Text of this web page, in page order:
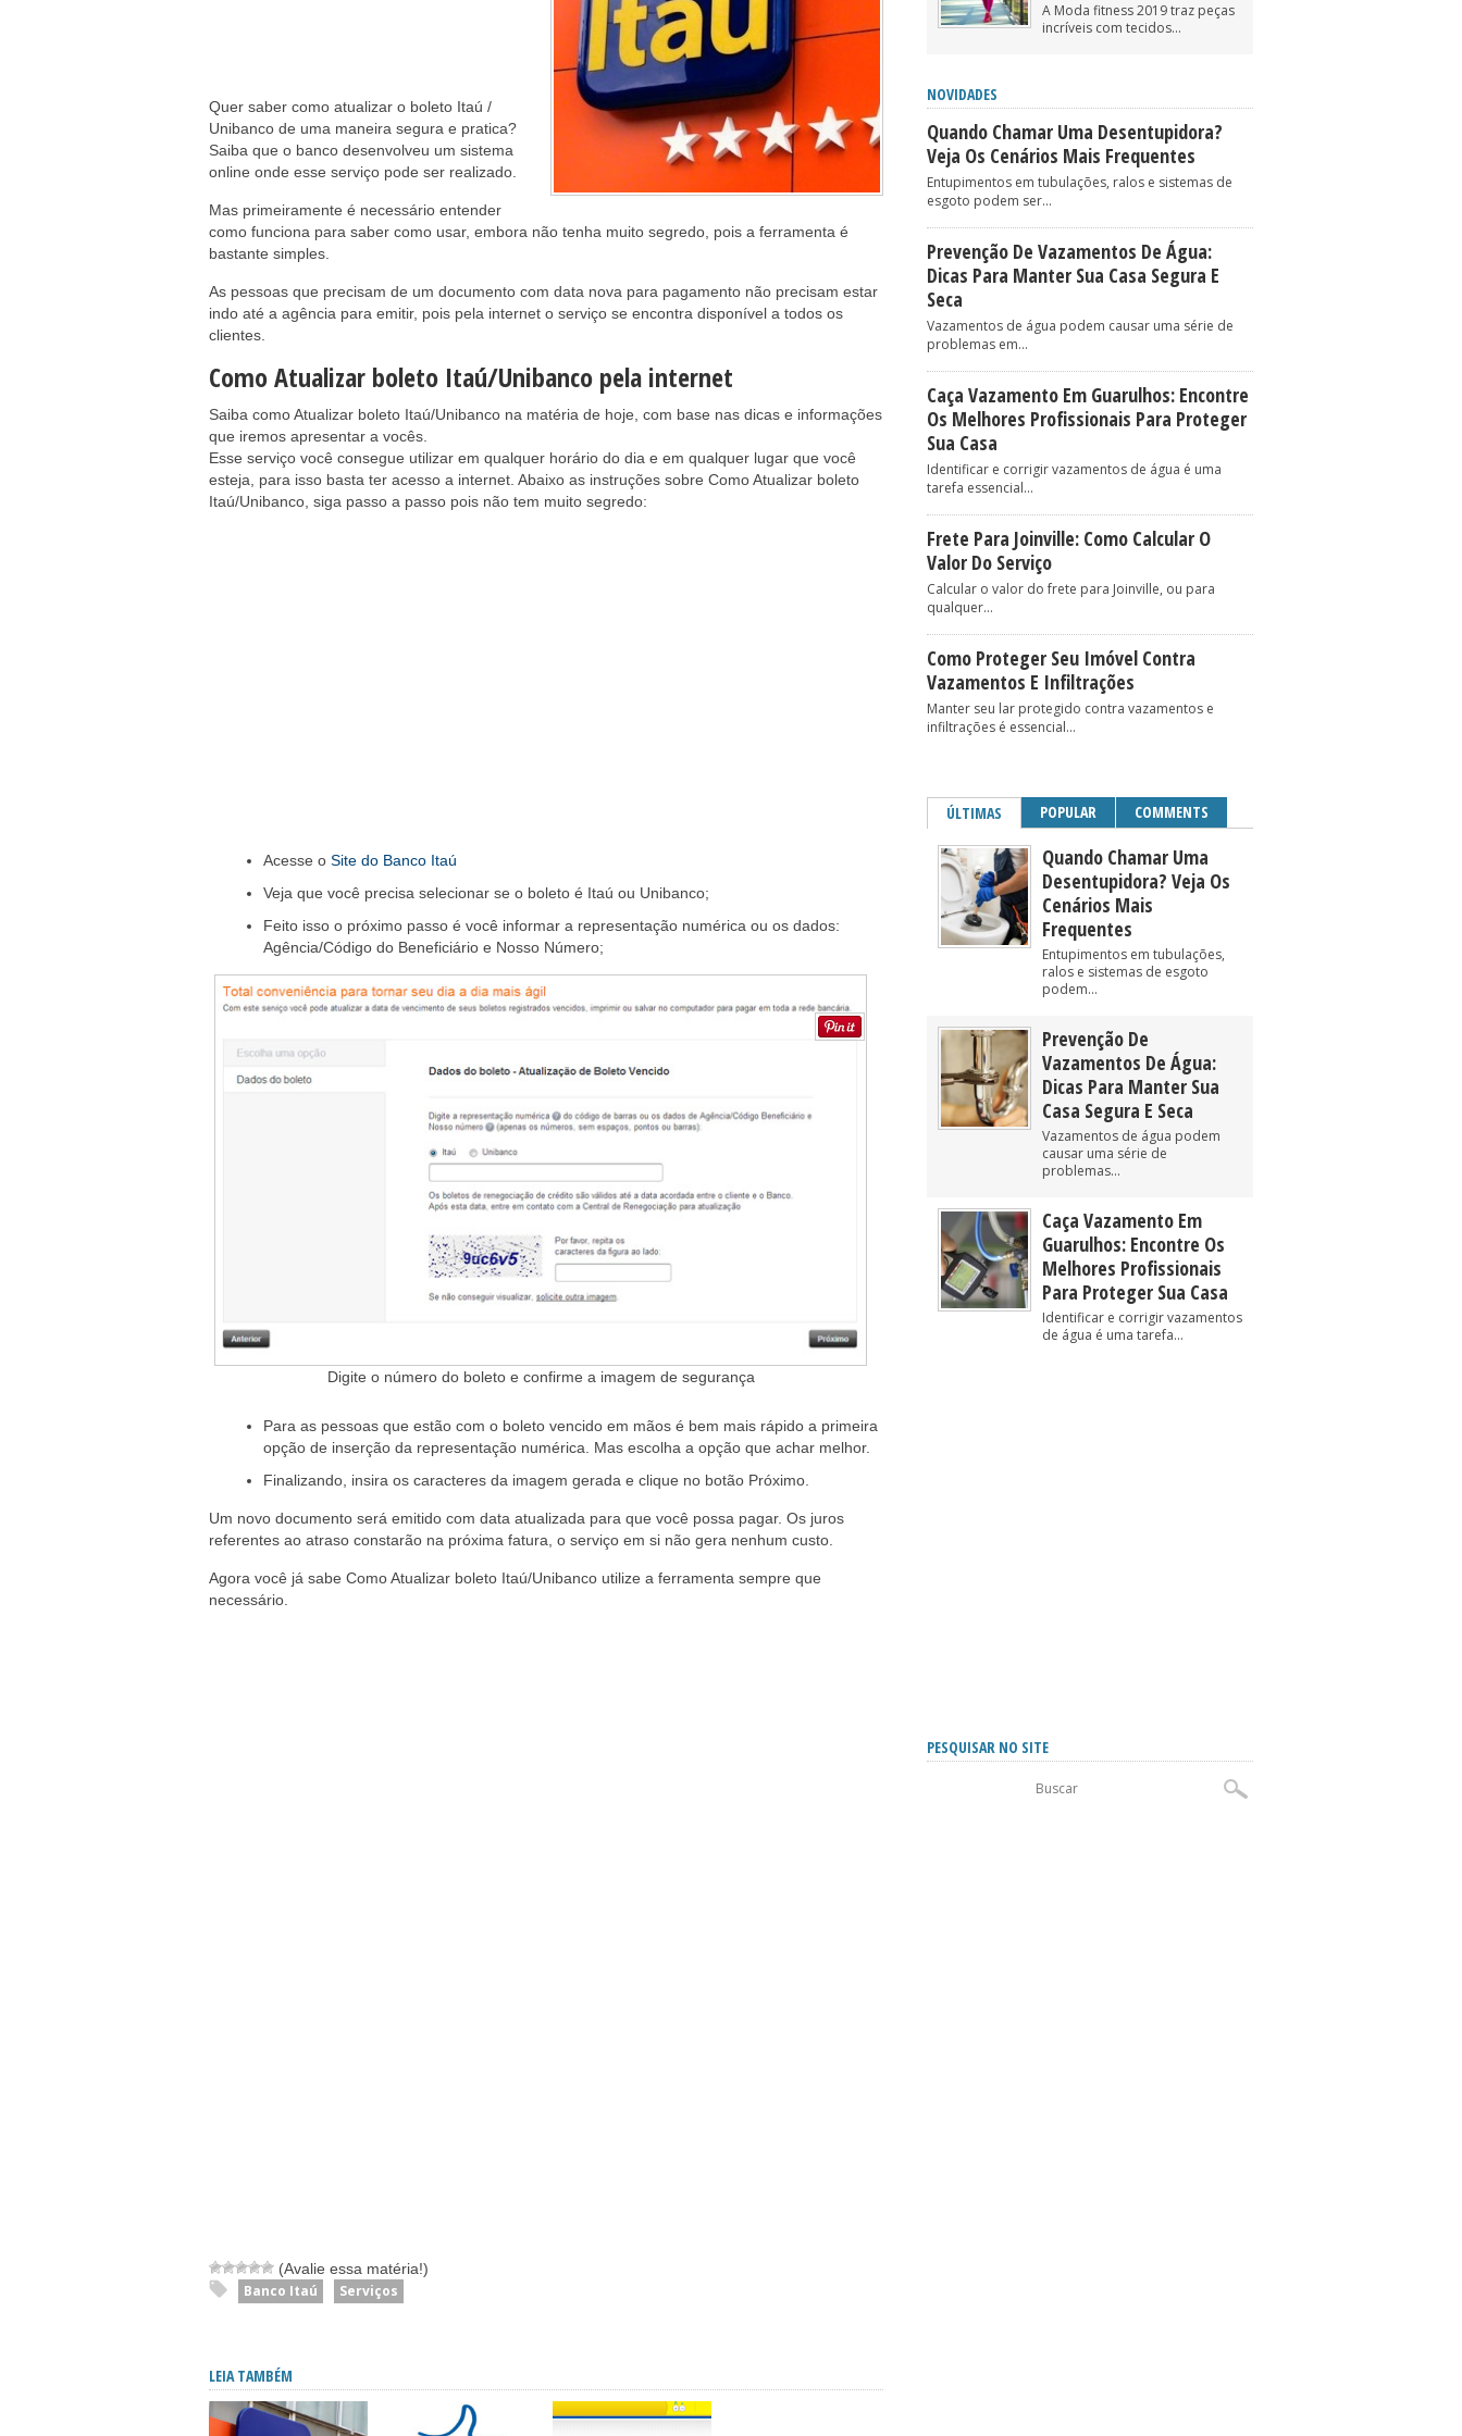
Quer saber como atualizar o boleto Itaú /
Unibanco de uma maneira segura e pratica?
Saiba que o banco desenvolveu um sistema
online onde esse serviço pode ser realizado.
Mas primeiramente é necessário entender
como funciona para saber como usar, embora não tenha muito segredo, pois a ferramenta é
bastante simples.
As pessoas que precisam de um documento com data nova para pagamento não precisam estar
indo até a agência para emitir, pois pela internet o serviço se encontra disponível a todos os
clientes.
Como Atualizar boleto Itaú/Unibanco pela internet
Saiba como Atualizar boleto Itaú/Unibanco na matéria de hoje, com base nas dicas e informações
que iremos apresentar a vocês.
Esse serviço você consegue utilizar em qualquer horário do dia e em qualquer lugar que você
esteja, para isso basta ter acesso a internet. Abaixo as instruções sobre Como Atualizar boleto
Itaú/Unibanco, siga passo a passo pois não tem muito segredo:
Acesse o Site do Banco Itaú
Veja que você precisa selecionar se o boleto é Itaú ou Unibanco;
Feito isso o próximo passo é você informar a representação numérica ou os dados:
Agência/Código do Beneficiário e Nosso Número;
Digite o número do boleto e confirme a imagem de segurança
Para as pessoas que estão com o boleto vencido em mãos é bem mais rápido a primeira
opção de inserção da representação numérica. Mas escolha a opção que achar melhor.
Finalizando, insira os caracteres da imagem gerada e clique no botão Próximo.
Um novo documento será emitido com data atualizada para que você possa pagar. Os juros
referentes ao atraso constarão na próxima fatura, o serviço em si não gera nenhum custo.
Agora você já sabe Como Atualizar boleto Itaú/Unibanco utilize a ferramenta sempre que
necessário.
(Avalie essa matéria!)
Banco Itaú Serviços
LEIA TAMBÉM
A Moda fitness 2019 traz peças
incríveis com tecidos...
NOVIDADES
Quando Chamar Uma Desentupidora?
Veja Os Cenários Mais Frequentes
Entupimentos em tubulações, ralos e sistemas de
esgoto podem ser...
Prevenção De Vazamentos De Água:
Dicas Para Manter Sua Casa Segura E
Seca
Vazamentos de água podem causar uma série de
problemas em...
Caça Vazamento Em Guarulhos: Encontre
Os Melhores Profissionais Para Proteger
Sua Casa
Identificar e corrigir vazamentos de água é uma
tarefa essencial...
Frete Para Joinville: Como Calcular O
Valor Do Serviço
Calcular o valor do frete para Joinville, ou para
qualquer...
Como Proteger Seu Imóvel Contra
Vazamentos E Infiltrações
Manter seu lar protegido contra vazamentos e
infiltrações é essencial...
ÚLTIMAS POPULAR COMMENTS
Quando Chamar Uma
Desentupidora? Veja Os
Cenários Mais
Frequentes
Entupimentos em tubulações,
ralos e sistemas de esgoto
podem...
Prevenção De
Vazamentos De Água:
Dicas Para Manter Sua
Casa Segura E Seca
Vazamentos de água podem
causar uma série de
problemas...
Caça Vazamento Em
Guarulhos: Encontre Os
Melhores Profissionais
Para Proteger Sua Casa
Identificar e corrigir vazamentos
de água é uma tarefa...
PESQUISAR NO SITE